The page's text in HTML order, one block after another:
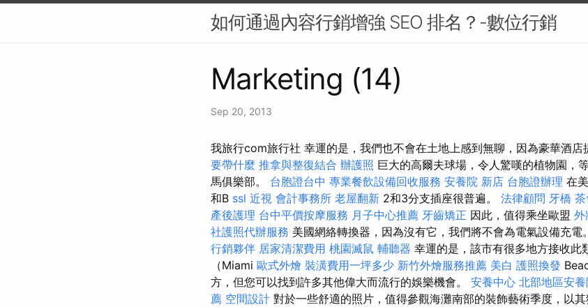
如何通過內容行銷增強 SEO 排名？-數位行銷
Marketing (14)
Sep 20, 2013
我旅行com旅行社 幸運的是，我們也不會在土地上感到無聊，因為豪華酒店
要帶什麼 推拿與整復結合 辦護照 巨大的高爾夫球場，令人驚嘆的植物園，
馬俱樂部。 台胞證台中 專業餐飲設備回收服務 安養院 新店 台胞證辦理 在
和B ssl 近視 會計事務所 老屋翻新 2和3分支插座很普遍。 法律顧問 牙橋
產後護理 台中平價按摩服務 月子中心推薦 牙齒矯正 因此，值得乘坐歐盟 外
社護照代辦服務 美國網絡轉換器，因為沒有它，我們將不會為電氣設備充電
行銷夥伴 居家清潔費用 桃園滅鼠 輔聽器 幸運的是，該市有很多地方接收此
（Miami 歐式外燴 裝潢費用一坪多少 新竹外燴服務推薦 美白 護照換發
方，但您可以找到許多其他偉大而流行的娛樂機會。 安養中心 北部地區安
薦 空間設計 對於一些舒適的照片，值得參觀海灘南部的裝飾藝術季度，以